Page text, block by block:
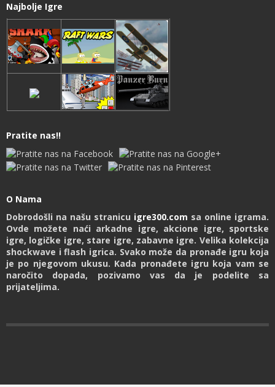
Najbolje Igre
Pratite nas!!
O Nama
Dobrodošli na našu stranicu igre300.com sa online igrama.
Ovde možete naći arkadne igre, akcione igre, sportske
igre, logičke igre, stare igre, zabavne igre. Velika kolekcija
shockwave i flash igrica. Svako može da pronađe igru koja
je po njegovom ukusu. Kada pronađete igru koja vam se
naročito dopada, pozivamo vas da je podelite sa
prijateljima.